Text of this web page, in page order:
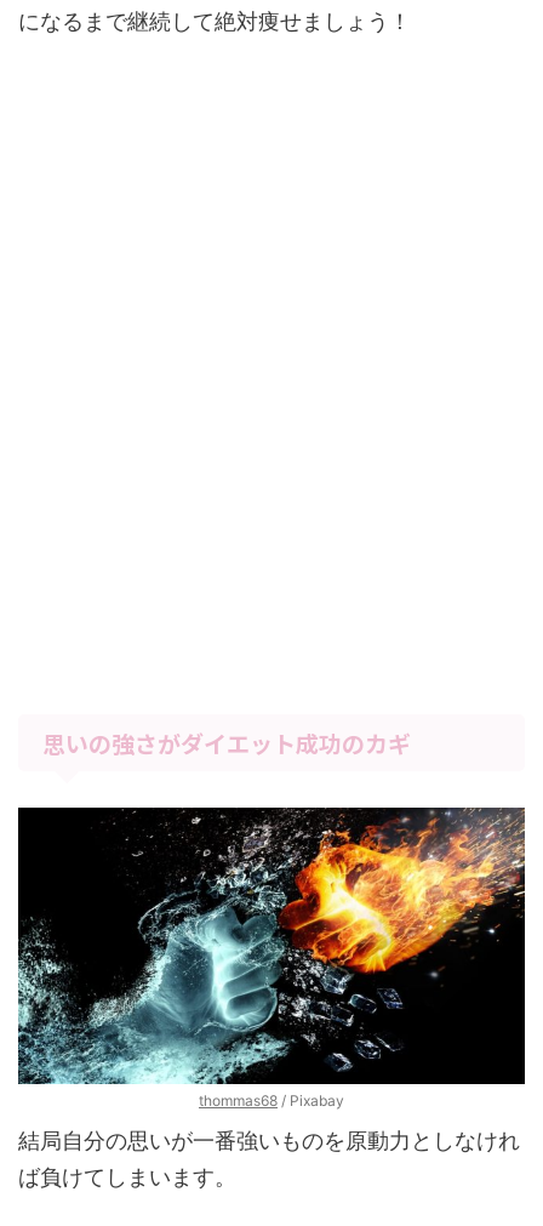
になるまで継続して絶対痩せましょう！
思いの強さがダイエット成功のカギ
thommas68 / Pixabay
結局自分の思いが一番強いものを原動力としなけれ
ば負けてしまいます。